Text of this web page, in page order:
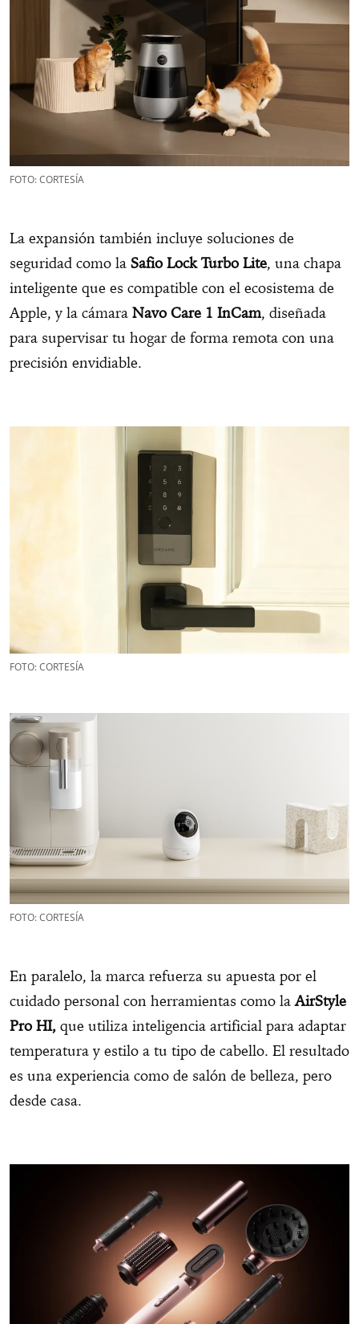
FOTO: CORTESÍA
La expansión también incluye soluciones de
seguridad como la Safio Lock Turbo Lite, una chapa
inteligente que es compatible con el ecosistema de
Apple, y la cámara Navo Care 1 InCam, diseñada
para supervisar tu hogar de forma remota con una
precisión envidiable.
FOTO: CORTESÍA
FOTO: CORTESÍA
En paralelo, la marca refuerza su apuesta por el
cuidado personal con herramientas como laAirStyle
Pro HI, que utiliza inteligencia artificial para adaptar
temperatura y estilo a tu tipo de cabello. El resultado
es una experiencia como de salón de belleza, pero
desde casa.